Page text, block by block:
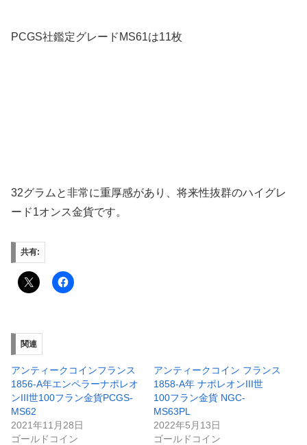
PCGS社鑑定グレードMS61は11枚
32グラムと非常に重厚感があり、将来性抜群のハイグレ
ード1オンス金貨です。
共有:
関連
アンティークコインフランス
1856-A年エンペラーナポレオ
ンIII世100フラン金貨PCGS-
MS62
2021年11月28日
ゴールドコイン
アンティークコイン フランス
1858-A年 ナポレオンIII世
100フラン金貨 NGC-
MS63PL
2022年5月13日
ゴールドコイン